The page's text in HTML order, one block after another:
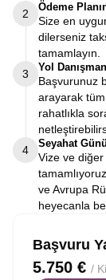
2
Ödeme
Size en
dilerseniz
tamamlayın.
3
Yol
Başvurunuz
arayarak
rahatlıkla
4
Seyahat
Vize ve diğer
ve Avrupa
heyecanla
Başvuru
5.750 € /